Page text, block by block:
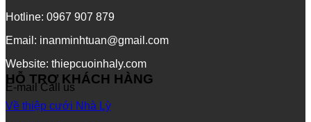
Hotline: 0967 907 879
Email: inanminhtuan@gmail.com
Website: thiepcuoinhaly.com
E-mail Call us
HỖ TRỢ KHÁCH HÀNG
Về thiệp cưới Nhà Lỳ